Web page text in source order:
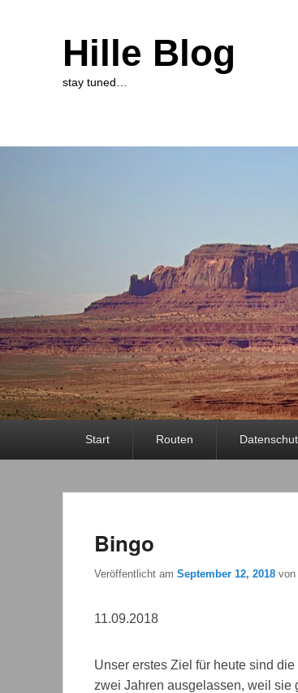
Hille Blog
stay tuned…
Start Routen
Bingo
Veröffentlicht am September 12, 2018 von
11.09.2018
Unser erstes Ziel für heute sind
zwei Jahren ausgelassen, weil sie